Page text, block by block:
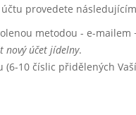
provedete
metodou - e-mailem
nový účet jídelny.
10 číslic přidělených